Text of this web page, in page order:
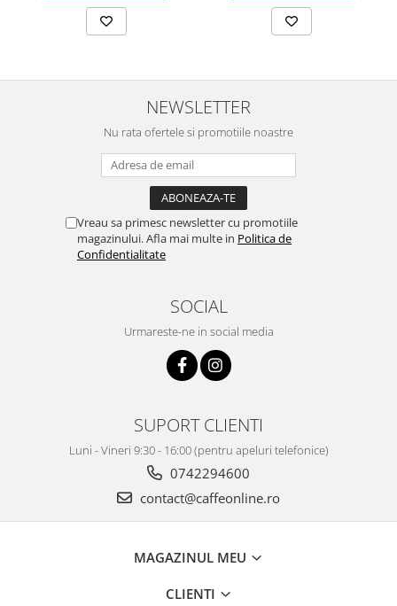
NEWSLETTER
Nu rata ofertele si promotiile noastre
Vreau sa primesc newsletter cu promotiile
magazinului. Afla mai multe in Politica de
Confidentialitate
SOCIAL
Urmareste-ne in social media
SUPORT CLIENTI
Luni - Vineri 9:30 - 16:00 (pentru apeluri telefonice)
0742294600
contact@caffeonline.ro
MAGAZINUL MEU
CLIENTI